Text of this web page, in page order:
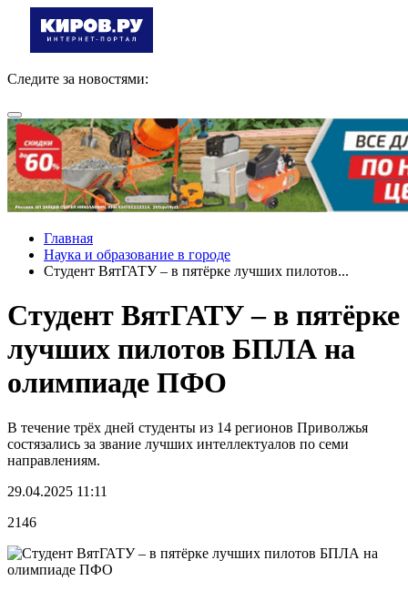
Следите за новостями:
Главная
Наука и образование в городе
Студент ВятГАТУ – в пятёрке лучших пилотов...
Студент ВятГАТУ – в пятёрке
лучших пилотов БПЛА на
олимпиаде ПФО
В течение трёх дней студенты из 14 регионов Приволжья
состязались за звание лучших интеллектуалов по семи
направлениям.
29.04.2025 11:11
2146